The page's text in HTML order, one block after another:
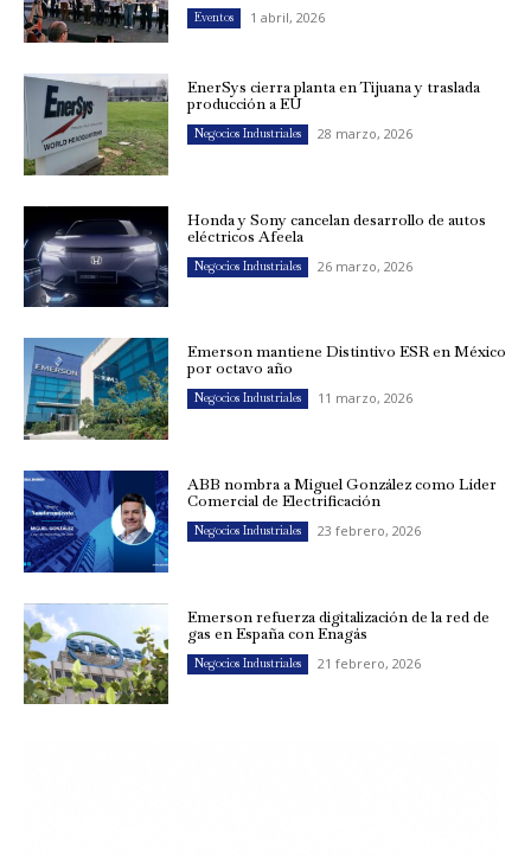
Eventos 1 abril, 2026
EnerSys cierra planta en Tijuana y traslada
producción a EU
Negocios Industriales 28 marzo, 2026
Honda y Sony cancelan desarrollo de autos
eléctricos Afeela
Negocios Industriales 26 marzo, 2026
Emerson mantiene Distintivo ESR en México
por octavo año
Negocios Industriales 11 marzo, 2026
ABB nombra a Miguel González como Líder
Comercial de Electrificación
Negocios Industriales 23 febrero, 2026
Emerson refuerza digitalización de la red de
gas en España con Enagás
Negocios Industriales 21 febrero, 2026